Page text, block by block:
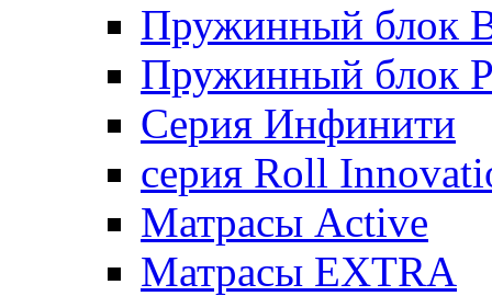
Пружинный блок
Пружинный блок
Серия Инфинити
серия Roll
Матрасы Active
Матрасы EXTRA